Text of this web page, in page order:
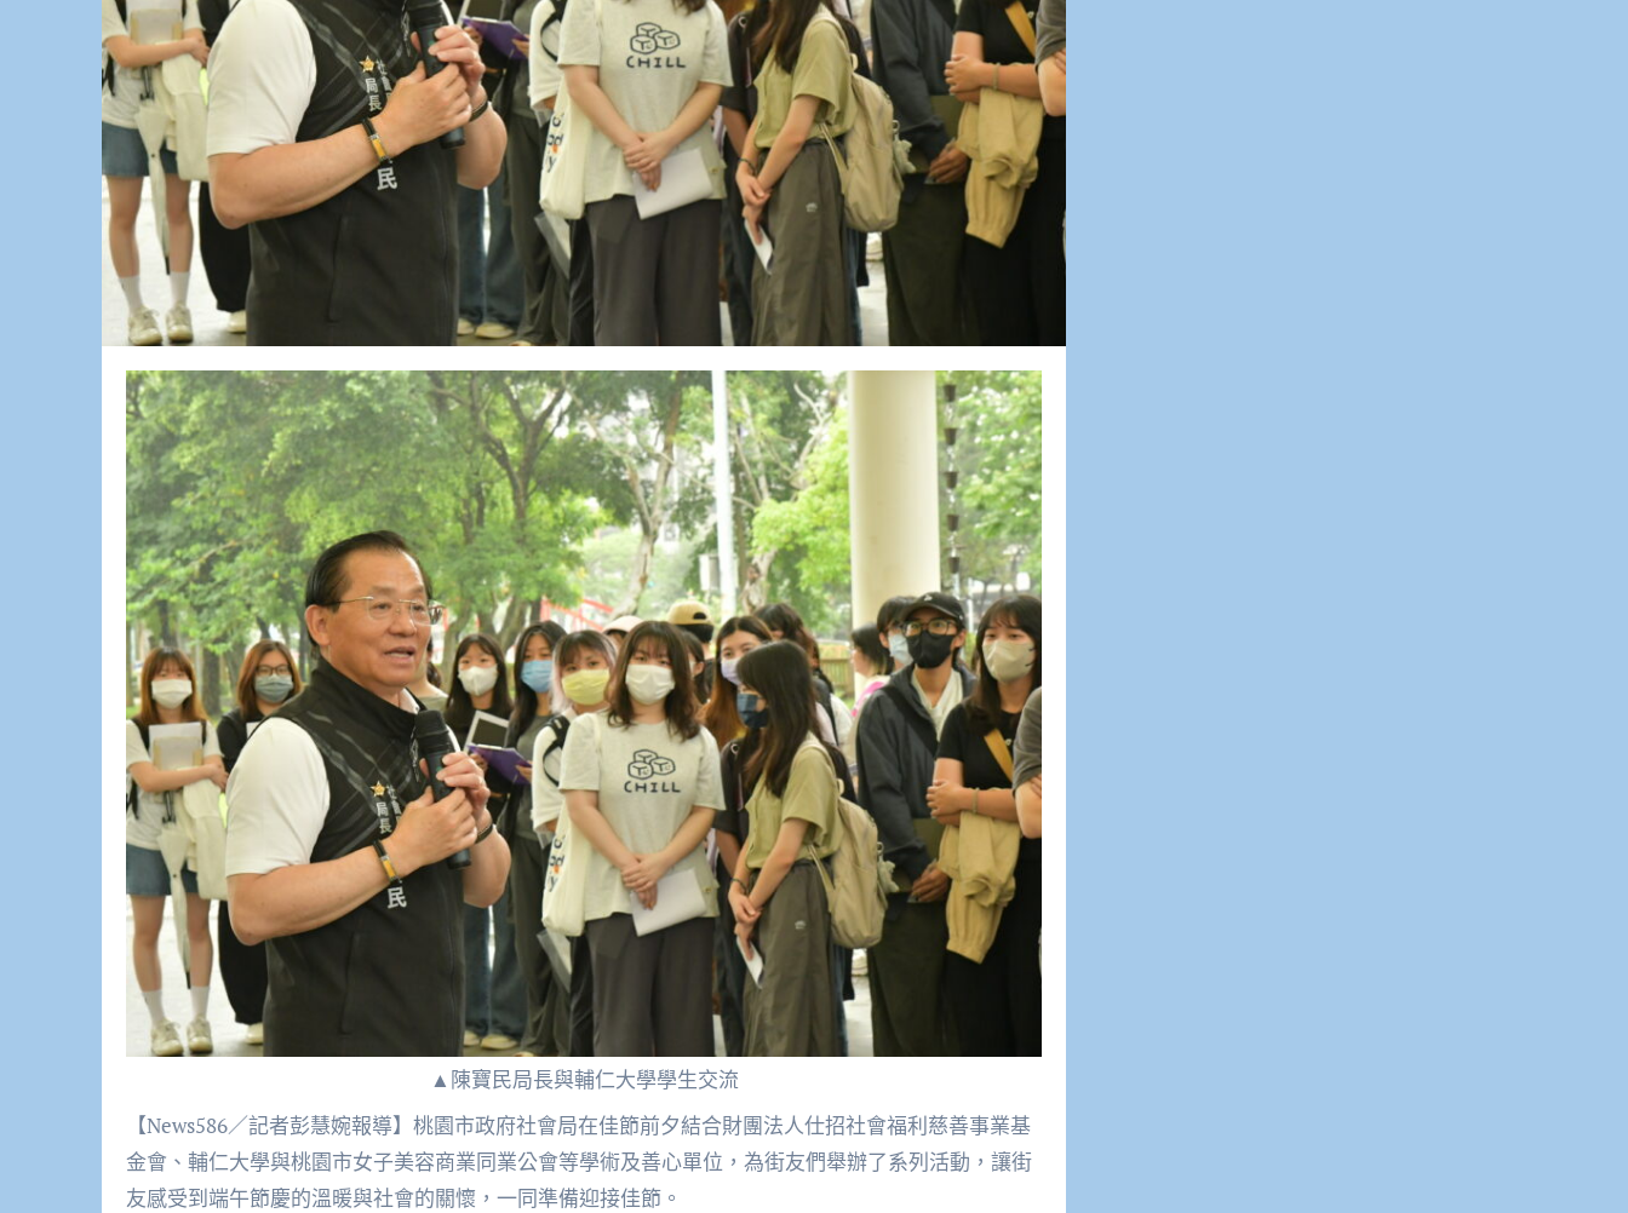
▲陳寶民局長與輔仁大學學生交流
【News586／記者彭慧婉報導】桃園市政府社會局在佳節前夕結合財團法人仕招社會福利慈善事業基
金會、輔仁大學與桃園市女子美容商業同業公會等學術及善心單位，為街友們舉辦了系列活動，讓街
友感受到端午節慶的溫暖與社會的關懷，一同準備迎接佳節。